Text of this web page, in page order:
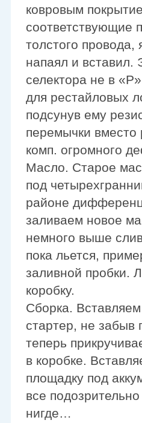
ковровым
соответствующие
толстого
напаял и вставил.
селектора не в
для рестайловых
подсунув ему
перемычки
комп. огромного
Масло. Старое
под
районе
заливаем новое
немного выше
пока льется,
заливной пробки.
коробку.
Сборка.
стартер, не забыв
теперь
в коробке.
площадку под
все
нигде…